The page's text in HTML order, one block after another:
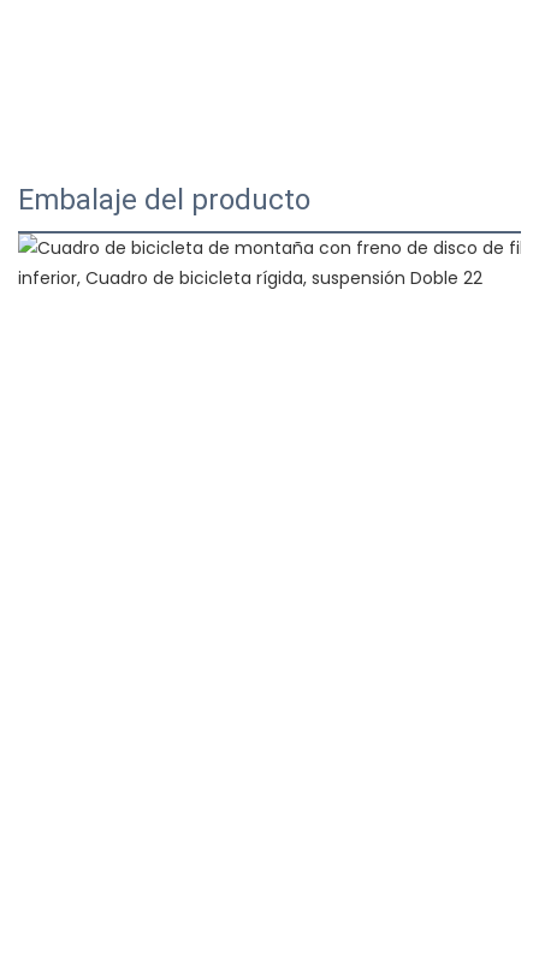
Embalaje del producto